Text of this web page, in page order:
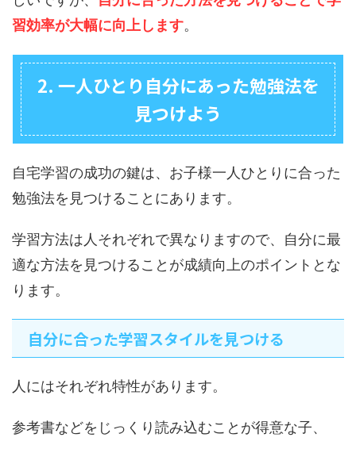
習効率が大幅に向上します。
2. 一人ひとり自分にあった勉強法を
見つけよう
自宅学習の成功の鍵は、お子様一人ひとりに合った
勉強法を見つけることにあります。
学習方法は人それぞれで異なりますので、自分に最
適な方法を見つけることが成績向上のポイントとな
ります。
自分に合った学習スタイルを見つける
人にはそれぞれ特性があります。
参考書などをじっくり読み込むことが得意な子、